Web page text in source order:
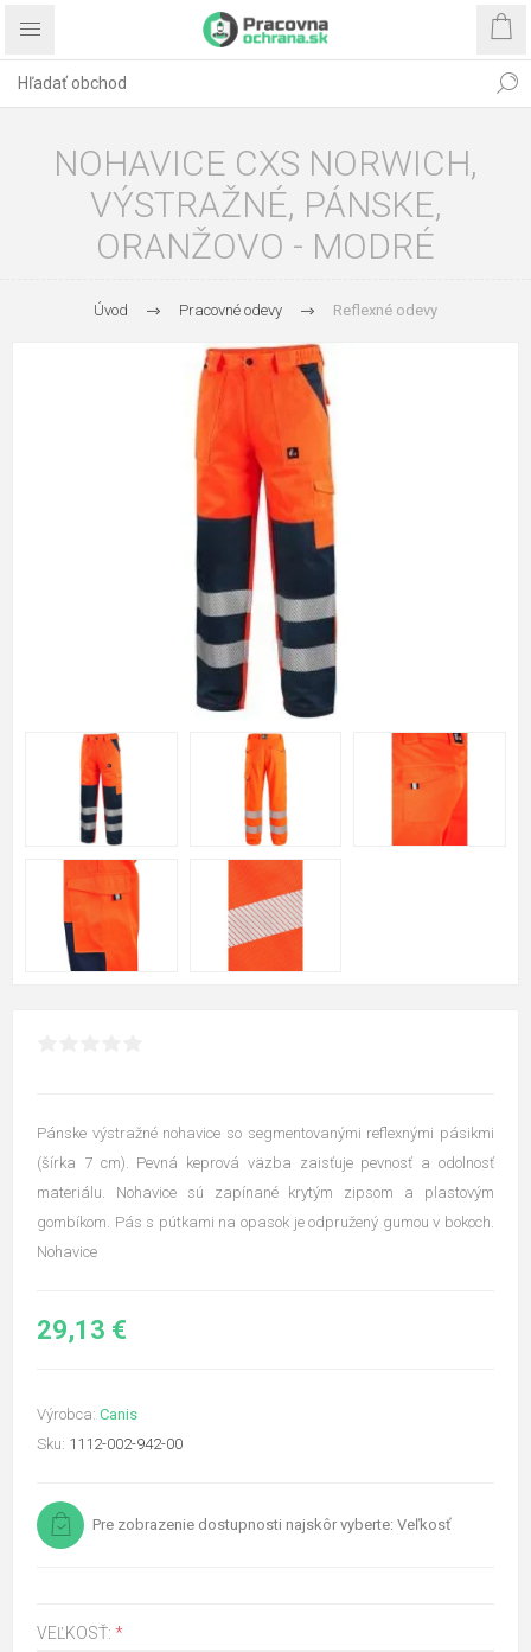
NOHAVICE CXS NORWICH,
VÝSTRAŽNÉ, PÁNSKE,
ORANŽOVO - MODRÉ
Úvod Pracovné odevy Reflexné odevy
Pánske výstražné nohavice so segmentovanými reflexnými pásikmi
(šírka 7 cm). Pevná keprová väzba zaisťuje pevnosť a odolnosť
materiálu. Nohavice sú zapínané krytým zipsom a plastovým
gombíkom. Pás s pútkami na opasok je odpružený gumou v bokoch.
Nohavice
29,13 €
Výrobca: Canis
Sku: 1112-002-942-00
Pre zobrazenie dostupnosti najskôr vyberte: Veľkosť
VEĽKOSŤ: *